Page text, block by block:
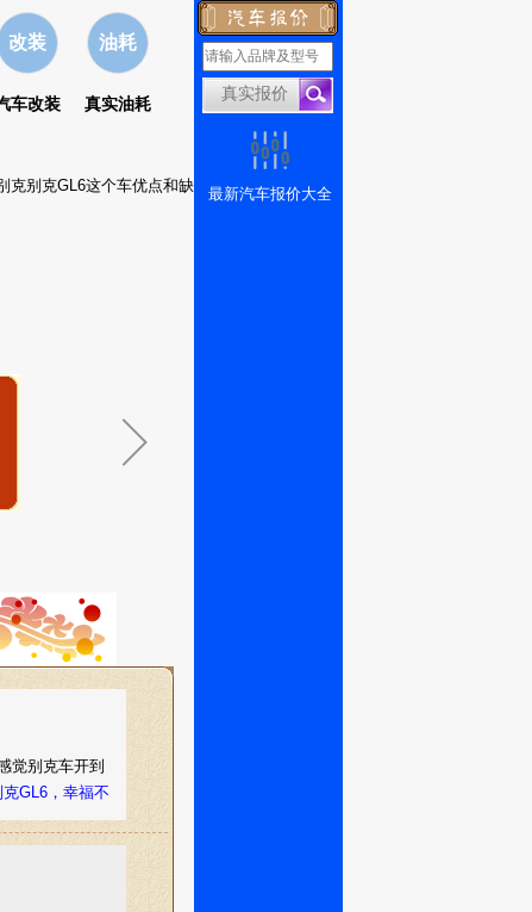
改装
车改装
油耗
真实油耗
克别克GL6这个车优点和缺
觉别克车开到
GL6，幸福不
最新汽车报价大全